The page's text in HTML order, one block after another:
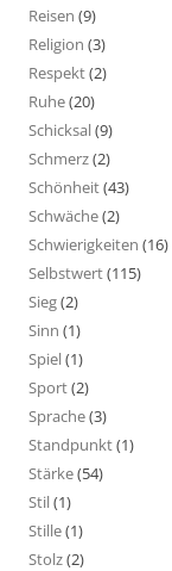
Reisen (9)
Religion (3)
Respekt(2)
Ruhe(20)
Schicksal(9)
Schmerz(2)
Schönheit(43)
Schwäche(2)
Schwierigkeiten (16)
Selbstwert(115)
Sieg(2)
Sinn (1)
Spiel(1)
Sport(2)
Sprache(3)
Standpunkt(1)
Stärke(54)
Stil(1)
Stille(1)
Stolz(2)